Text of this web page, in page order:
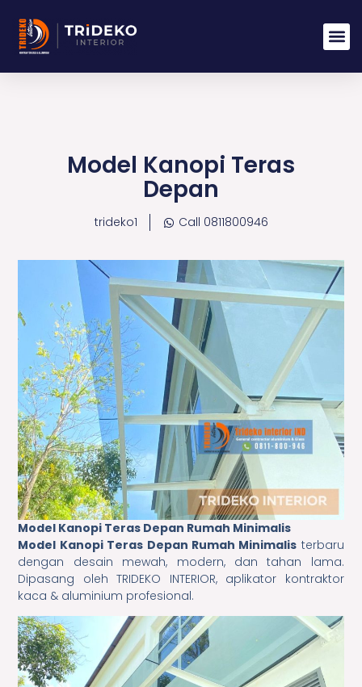
konten
Model Kanopi Teras
Depan
trideko1 Call 0811800946
Model Kanopi Teras Depan Rumah Minimalis
Model Kanopi Teras Depan Rumah Minimalis terbaru
dengan desain mewah, modern, dan tahan lama.
Dipasang oleh TRIDEKO INTERIOR, aplikator kontraktor
kaca & aluminium profesional.